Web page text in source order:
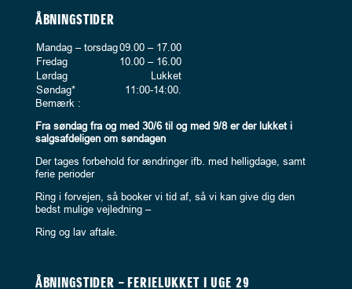
ÅBNINGSTIDER
Mandag – torsdag09.00 – 17.00
Fredag
10.00 – 16.00
Lørdag
Lukket
Søndag*
11:00-14:00.
Bemærk :
Fra søndag fra og med 30/6 til og med 9/8 er der lukket i
salgsafdeligen om søndagen
Der tages forbehold for ændringer ifb. med helligdage, samt
ferie perioder
Ring i forvejen, så booker vi tid af, så vi kan give dig den
bedst mulige vejledning –
Ring og lav aftale.
ÅBNINGSTIDER – FERIELUKKET I UGE 29